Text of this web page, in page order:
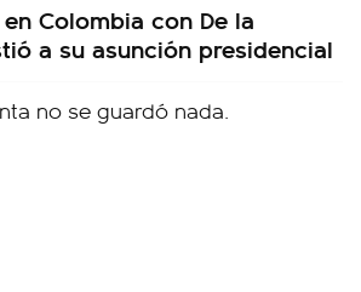
Colombia con De la
a su asunción presidencial